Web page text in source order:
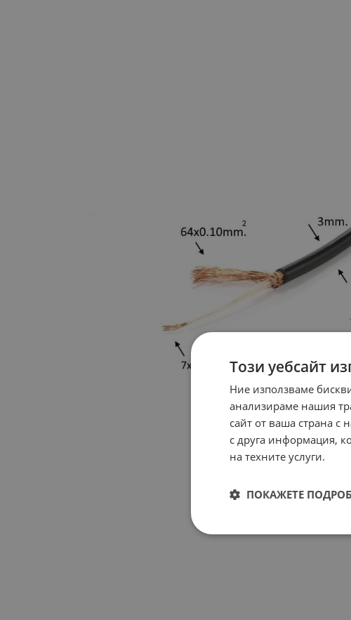
Този уебсайт
Ние използваме
анализираме нашия
сайт от ваша страна
с друга информация,
на техните услуги.
ПОКАЖЕТЕ